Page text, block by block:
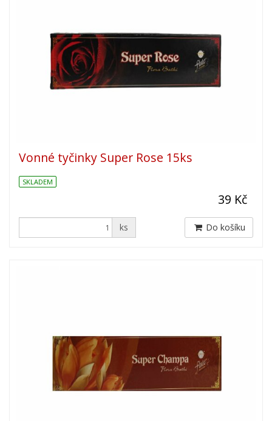
Vonné tyčinky Super Rose 15ks
SKLADEM
39 Kč
ks Do košíku